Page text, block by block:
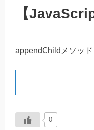
【
appendChildメソッ
0